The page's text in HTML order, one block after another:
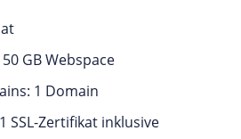
GB Webspace
1 Domain
SSL-Zertifikat inklusive